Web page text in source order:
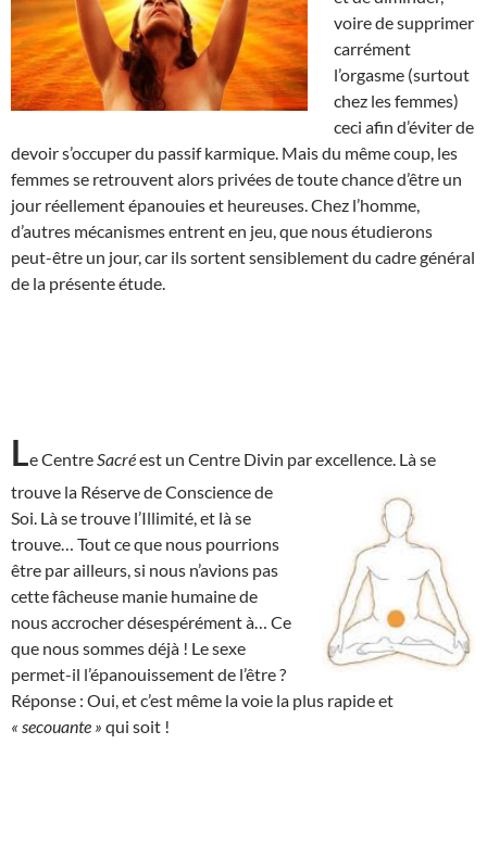
voire de supprimer
carrément
l’orgasme (surtout
chez les femmes)
ceci afin d’éviter de
devoir s’occuper du passif karmique. Mais du même coup, les
femmes se retrouvent alors privées de toute chance d’être un
jour réellement épanouies et heureuses. Chez l’homme,
d’autres mécanismes entrent en jeu, que nous étudierons
peut-être un jour, car ils sortent sensiblement du cadre général
de la présente étude.
Le Centre Sacréest un Centre Divin par excellence. Là se
trouve la Réserve deConscience de
Soi. Là se trouve l’Illimité, et là se
trouve… Tout ce que nous pourrions
être par ailleurs, si nous n’avions pas
cette fâcheuse manie humaine de
nous accrocher désespérément à… Ce
que nous sommes déjà ! Le sexe
permet-il l’épanouissement de l’être ?
Réponse : Oui, et c’est même la voie la plus rapide et
« secouante » qui soit !